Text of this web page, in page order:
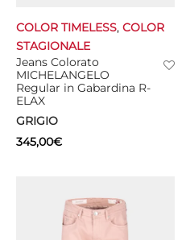
Jeans Colorato
MICHELANGELO
Regular in Gabardina R-
ELAX
GRIGIO
COLOR TIMELESS, COLOR
STAGIONALE
345,00€